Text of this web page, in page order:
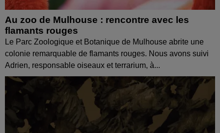
Au zoo de Mulhouse : rencontre avec les
flamants rouges
Le Parc Zoologique et Botanique de Mulhouse abrite une
colonie remarquable de flamants rouges. Nous avons suivi
Adrien, responsable oiseaux et terrarium, à...